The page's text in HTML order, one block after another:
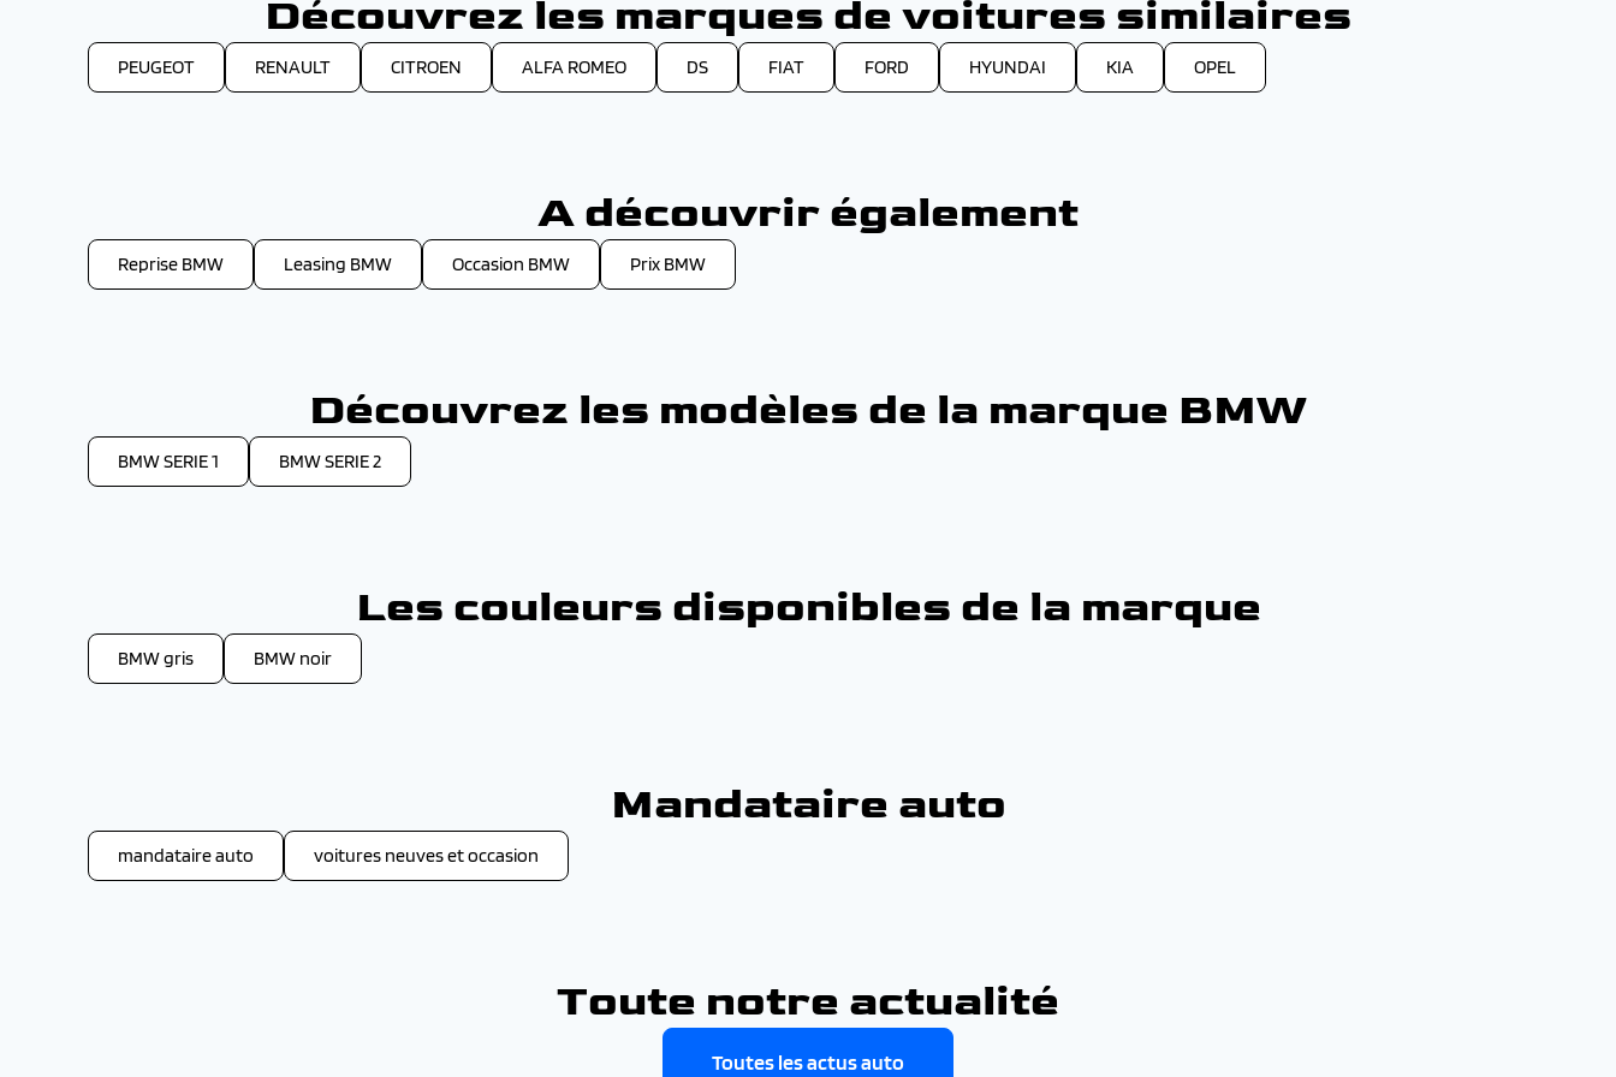
Découvrez les marques de voitures similaires
PEUGEOT RENAULT CITROEN ALFA ROMEO DS FIAT FORD HYUNDAI KIA OPEL
A découvrir également
Reprise BMW Leasing BMW Occasion BMW Prix BMW
Découvrez les modèles de la marque BMW
BMW SERIE 1 BMW SERIE 2
Les couleurs disponibles de la marque
BMW gris BMW noir
Mandataire auto
mandataire auto voitures neuves et occasion
Toute notre actualité
Toutes les actus auto